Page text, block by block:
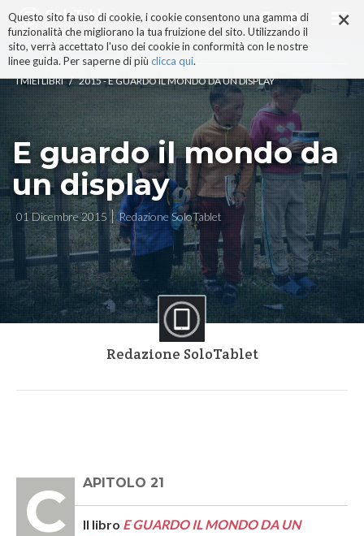
×
Questo sito fa uso di cookie, i cookie consentono una gamma di
funzionalità che migliorano la tua fruizione del sito. Utilizzando il
sito, verrà accettato l'uso dei cookie in conformità con le nostre
linee guida. Per saperne di più clicca qui.
ai
contenuti.
|
alla
navigazione
I MIEI LIBRI / 2015 - E GUARDO IL MONDO DA UN DISPLAY
E guardo il mondo da
un display
01 Dicembre 2015 Redazione SoloTablet
Redazione SoloTablet
CAPITOLO 21
Il libro E GUARDO IL MONDO DA UN